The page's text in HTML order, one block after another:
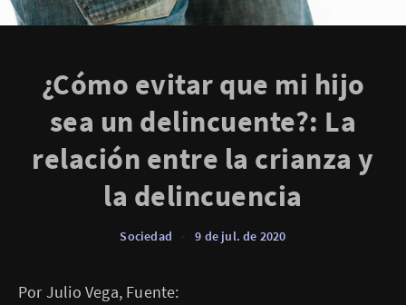
¿Cómo evitar que mi hijo
sea un delincuente?: La
relación entre la crianza y
la delincuencia
Sociedad 9 de jul. de 2020
Por Julio Vega, Fuente: